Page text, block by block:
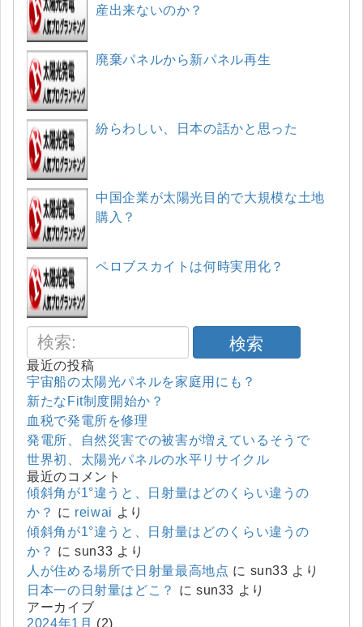
産出来ないのか？
廃棄パネルから新パネル再生
紛らわしい、日本の話かと思った
中国企業が太陽光目的で大規模な土地
購入？
ペロブスカイトは何時実用化？
検索
最近の投稿
宇宙船の太陽光パネルを家庭用にも？
新たなFit制度開始か？
血税で発電所を修理
発電所、自然災害での被害が増えているそうで
世界初、太陽光パネルの水平リサイクル
最近のコメント
傾斜角が1°違うと、日射量はどのくらい違うの
か？ に reiwai より
傾斜角が1°違うと、日射量はどのくらい違うの
か？ にsun33 より
人が住める場所で日射量最高地点 に sun33 より
日本一の日射量はどこ？
に sun33 より
アーカイブ
2024年1月 (2)